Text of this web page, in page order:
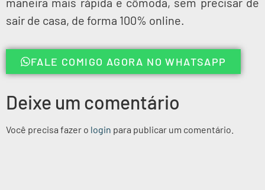
sair de casa, de forma 100% online.
FALE COMIGO AGORA NO WHATSAPP
Deixe um comentário
Você precisa fazer o login para publicar um comentário.